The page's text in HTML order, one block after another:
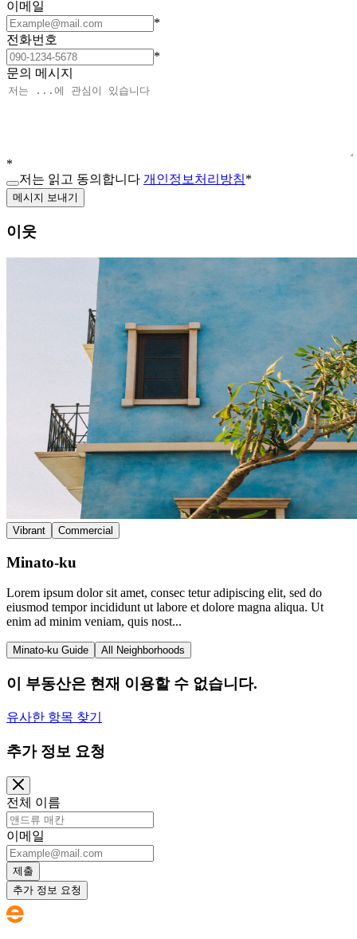
이메일
*
전화번호
*
문의 메시지
*
저는 읽고 동의합니다 개인정보처리방침*
메시지 보내기
이웃
Vibrant Commercial
Minato-ku
Lorem ipsum dolor sit amet, consec tetur adipiscing elit, sed do
eiusmod tempor incididunt ut labore et dolore magna aliqua. Ut
enim ad minim veniam, quis nost...
Minato-ku Guide All Neighborhoods
이 부동산은 현재 이용할 수 없습니다.
유사한 항목 찾기
추가 정보 요청
전체 이름
이메일
제출
추가 정보 요청